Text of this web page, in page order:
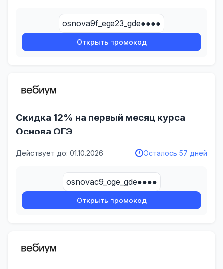
osnova9f_ege23_gde●●●●
Открыть промокод
Скидка 12% на первый месяц курса
Основа ОГЭ
Действует до: 01.10.2026 Осталось 57 дней
osnovac9_oge_gde●●●●
Открыть промокод